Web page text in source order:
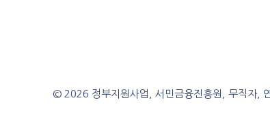
© 2026 정부지원사업, 서민금융진흥원, 무직자,